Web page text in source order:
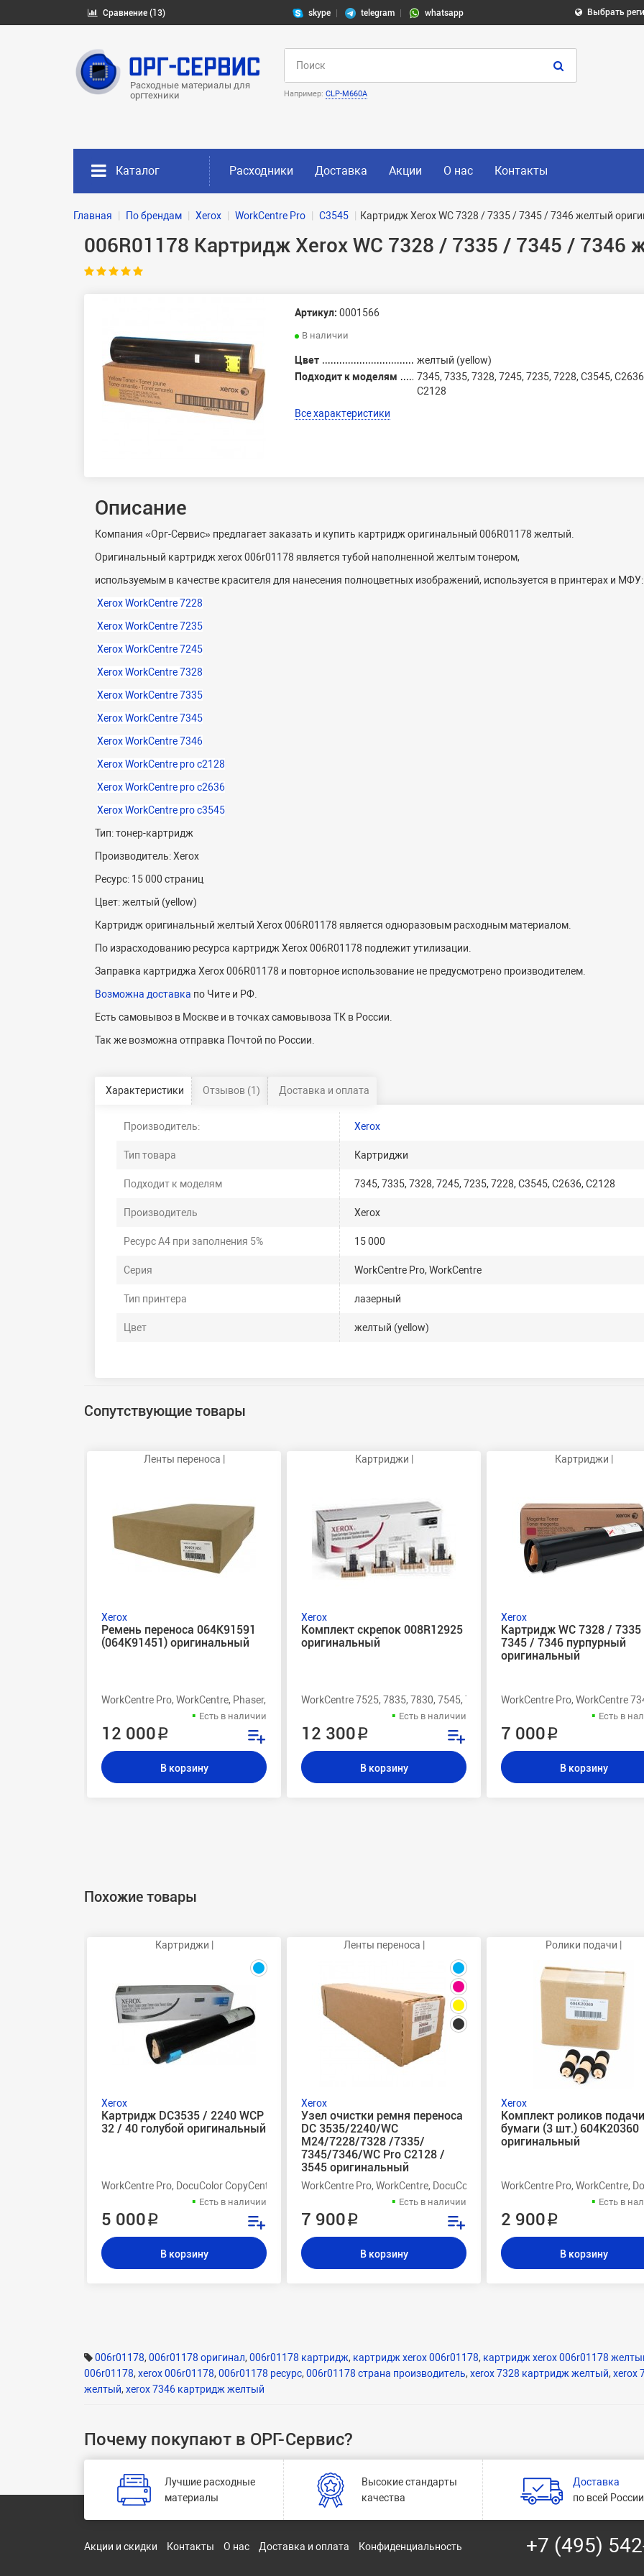
Сравнение (13) skype telegram whatsapp Выбрать
Расходные материалы для
оргтехники
Например: CLP-M660A
Каталог Расходники Доставка Акции О нас Контакты
Главная По брендам Xerox WorkCentre Pro C3545 Картридж Xerox WC 7328 / 7335 / 7345 / 7346 желтый
006R01178 Картридж Xerox WC 7328 / 7335 / 7345 / 7346
Артикул: 0001566
В наличии
Цвет
желтый (yellow)
Подходит к моделям
7345, 7335, 7328, 7245, 7235, 7228, C3545,
C2128
Все характеристики
Описание
Компания «Орг-Сервис» предлагает заказать и купить картридж оригинальный 006R01178 желтый.
Оригинальный картридж xerox 006r01178 является тубой наполненной желтым тонером,
используемым в качестве красителя для нанесения полноцветных изображений, используется в принтерах и МФУ:
Xerox WorkCentre 7228
Xerox WorkCentre 7235
Xerox WorkCentre 7245
Xerox WorkCentre 7328
Xerox WorkCentre 7335
Xerox WorkCentre 7345
Xerox WorkCentre 7346
Xerox WorkCentre pro c2128
Xerox WorkCentre pro c2636
Xerox WorkCentre pro c3545
Тип: тонер-картридж
Производитель: Xerox
Ресурс: 15 000 страниц
Цвет: желтый (yellow)
Картридж оригинальный желтый Xerox 006R01178 является одноразовым расходным материалом.
По израсходованию ресурса картридж Xerox 006R01178 подлежит утилизации.
Заправка картриджа Xerox 006R01178 и повторное использование не предусмотрено производителем.
Возможна доставка по Чите и РФ.
Есть самовывоз в Москве и в точках самовывоза ТК в России.
Так же возможна отправка Почтой по России.
Характеристики Отзывов (1) Доставка и оплата
Производитель: Xerox
Тип товара Картриджи
Подходит к моделям 7345, 7335, 7328, 7245, 7235, 7228, C3545, C2636, C2128
Производитель Xerox
Ресурс А4 при заполнения 5% 15 000
Серия WorkCentre Pro, WorkCentre
Тип принтера лазерный
Цвет желтый (yellow)
Сопутствующие товары
Ленты переноса |
Xerox
Ремень переноса 064K91591
(064K91451) оригинальный
WorkCentre Pro, WorkCentre, Phaser, DocuColor 7345, 7335, 7328, 7245, 7235, 7228, C3545, C2636, C2128, 7760DN,
Есть в наличии
12 000 ₽
В корзину
Картриджи |
Xerox
Комплект скрепок 008R12925
оригинальный
WorkCentre 7525, 7835, 7830, 7545, 7535, 7530, 7345, 7335, 7328, 7245,
Есть в наличии
12 300 ₽
В корзину
Картриджи |
Xerox
Картридж WC 7328 / 7335
7345 / 7346 пурпурный
оригинальный
WorkCentre Pro, WorkCentre
Есть в
7 000 ₽
В корзину
Похожие товары
Картриджи |
Xerox
Картридж DC3535 / 2240 WCP
32 / 40 голубой оригинальный
WorkCentre Pro, DocuColor CopyCentre C32, Xerox DocuColor 1632, Xerox DocuColor 3535, Xerox WorkCentre Pro 40,
Есть в наличии
5 000 ₽
В корзину
Ленты переноса |
Xerox
Узел очистки ремня переноса
DC 3535/2240/WC
M24/7228/7328 /7335/
7345/7346/WC Pro C2128 /
3545 оригинальный
WorkCentre Pro, WorkCentre, DocuColor 7346, 7345, 7335, 7328, 7228,
Есть в наличии
7 900 ₽
В корзину
Ролики подачи |
Xerox
Комплект роликов подачи
бумаги (3 шт.) 604K20360
оригинальный
WorkCentre Pro, WorkCentre,
Есть в
2 900 ₽
В корзину
006r01178, 006r01178 оригинал, 006r01178 картридж, картридж xerox 006r01178, картридж xerox 006r01178
006r01178, xerox 006r01178, 006r01178 ресурс, 006r01178 страна производитель, xerox 7328 картридж желтый, xerox
желтый, xerox 7346 картридж желтый
Почему покупают в ОРГ-Сервис?
Лучшие расходные
материалы
Высокие стандарты
качества
Доставка
по всей России
Акции и скидки Контакты О нас Доставка и оплата Конфиденциальность +7 (495)